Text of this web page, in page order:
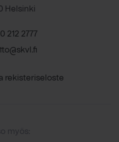
Helsinki
212 2777
rekisteriseloste
myös: